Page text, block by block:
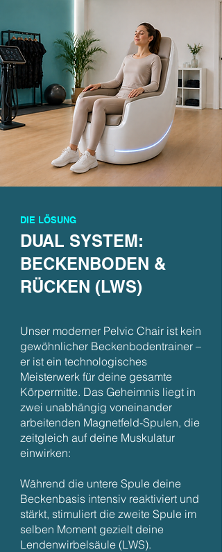
DIE LÖSUNG
DUAL SYSTEM:
BECKENBODEN &
RÜCKEN (LWS)
Unser moderner Pelvic Chair ist kein
gewöhnlicher Beckenbodentrainer –
er ist ein technologisches
Meisterwerk für deine gesamte
Körpermitte. Das Geheimnis liegt in
zwei unabhängig voneinander
arbeitenden Magnetfeld-Spulen, die
zeitgleich auf deine Muskulatur
einwirken:
Während die untere Spule deine
Beckenbasis intensiv reaktiviert und
stärkt, stimuliert die zweite Spule im
selben Moment gezielt deine
Lendenwirbelsäule (LWS).